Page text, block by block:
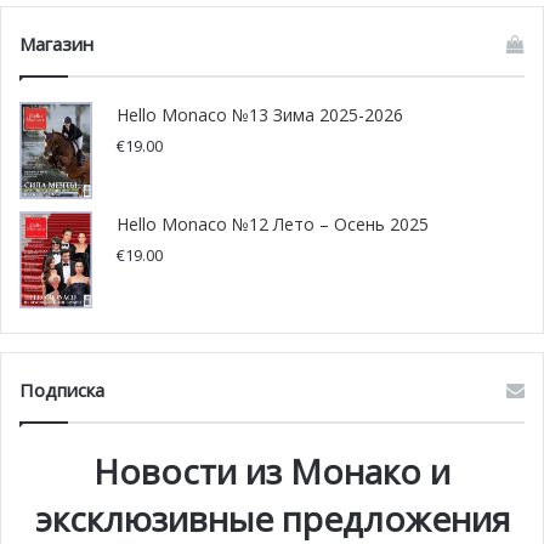
Рост популярности летних курсов для молодежи от
Вот уже тринадцатый год подряд правительство
Княжества Монако предлагает интересную программу
Pass’Sport Culture, которая с каждым новым годом
набирает всё большую популярность. Этим летом было
Магазин
Hello Monaco №13 Зима 2025-2026
€19.00
Hello Monaco №12 Лето – Осень 2025
€19.00
Подписка
Новости из Монако и
эксклюзивные предложения